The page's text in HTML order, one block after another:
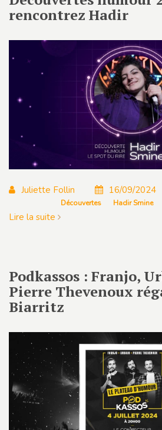
rencontrez Hadir
Juliette Follin 16/09/2024
Découvertes Hadir Smine
Lire la suite
Podkassos : Franjo,
Pierre Thevenoux
Biarritz